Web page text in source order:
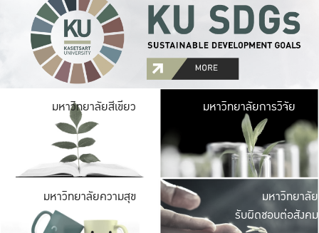
มหาวิทยาลัยสีเขียว มหาวิ
มีพื้นที่เขียวสดใส
เป็นป่าในเมือง เกษต
มหาวิทยาลัยการวิจัย
มหาวิทยาลัยความสุข มหาวิ
ค
เปิดประ
มหาวิทยาลัย
รับผิดชอบต่อสังคม